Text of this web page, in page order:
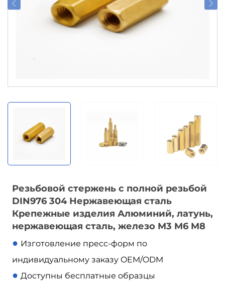
Резьбовой стержень с полной резьбой
DIN976 304 Нержавеющая сталь
Крепежные изделия Алюминий, латунь,
нержавеющая сталь, железо M3 M6 M8
● Изготовление пресс-форм по
индивидуальному заказу OEM/ODM
● Доступны бесплатные образцы